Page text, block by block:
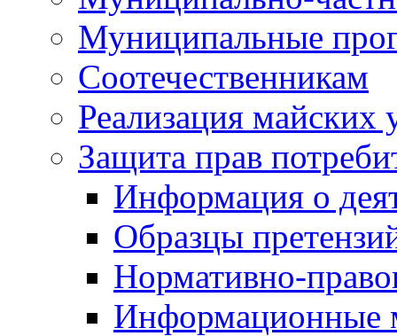
Муниципальные
Соотечественникам
Реализация майских
Защита прав
Информация о
Образцы
Нормативно-
Информационные